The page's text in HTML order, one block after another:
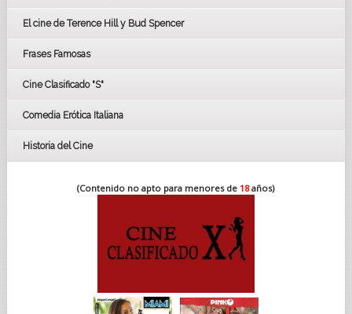
BAFTA
El cine de Terence Hill y Bud Spencer
Frases Famosas
Cine Clasificado "S"
Comedia Erótica Italiana
Historia del Cine
(Contenido no apto para menores de 18años)